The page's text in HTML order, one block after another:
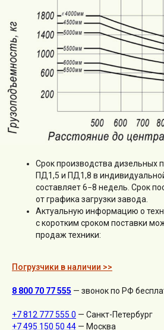
Срок производства дизельных
ПД1,5 и ПД1,8 в
составляет 6−8 недель. Срок
от графика загрузки завода.
Актуальную информацию о
с коротким сроком поставки
продаж техники:
Погрузчики в наличии >>
8 800 70 77 555 — звонок по РФ
+7 812 777 555 0 — Санкт-Петербург
+7 495 150 50 44 — Москва